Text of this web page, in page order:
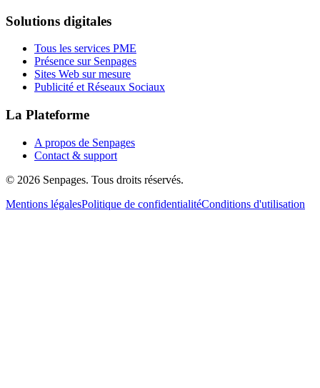
Solutions digitales
Tous les services PME
Présence sur Senpages
Sites Web sur mesure
Publicité et Réseaux Sociaux
La Plateforme
A propos de Senpages
Contact & support
© 2026 Senpages. Tous droits réservés.
Mentions légalesPolitique de confidentialitéConditions d'utilisation